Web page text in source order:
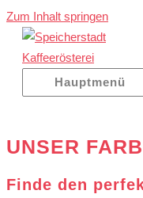
Zum Inhalt springen
Hauptmenü
UNSER
Finde den